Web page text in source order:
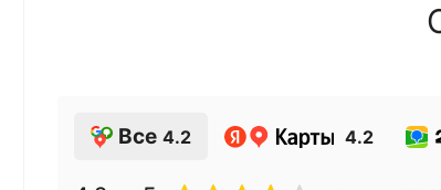
Все 4.2 4.2